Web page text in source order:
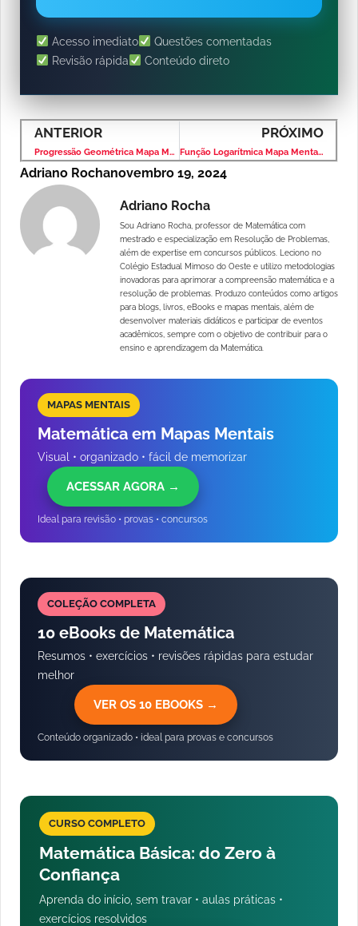
Acesso imediato
Questões comentadas
Revisão rápida
Conteúdo direto
ANTERIOR
Progressão Geométrica Mapa Mental: Organize e Facilite Seu Aprendizado
PRÓXIMO
Função Logarítmica Mapa Mental: Organize e Domine os Conceitos
Adriano Rochanovembro 19, 2024
Adriano Rocha
Sou Adriano Rocha, professor de Matemática com
mestrado e especialização em Resolução de Problemas,
além de expertise em concursos públicos. Leciono no
Colégio Estadual Mimoso do Oeste e utilizo metodologias
inovadoras para aprimorar a compreensão matemática e a
resolução de problemas. Produzo conteúdos como artigos
para blogs, livros, eBooks e mapas mentais, além de
desenvolver materiais didáticos e participar de eventos
acadêmicos, sempre com o objetivo de contribuir para o
ensino e aprendizagem da Matemática.
MAPAS MENTAIS
Matemática em Mapas Mentais
Visual • organizado • fácil de memorizar
ACESSAR AGORA →
Ideal para revisão • provas • concursos
COLEÇÃO COMPLETA
10 eBooks de Matemática
Resumos • exercícios • revisões rápidas para estudar
melhor
VER OS 10 EBOOKS →
Conteúdo organizado • ideal para provas e concursos
CURSO COMPLETO
Matemática Básica: do Zero à
Confiança
Aprenda do início, sem travar • aulas práticas •
exercícios resolvidos